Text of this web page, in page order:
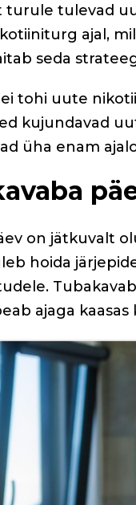
turule tulevad
ajal,
seda
tohi uute
kujundavad
üha enam
on jätkuvalt
hoida
ajaga